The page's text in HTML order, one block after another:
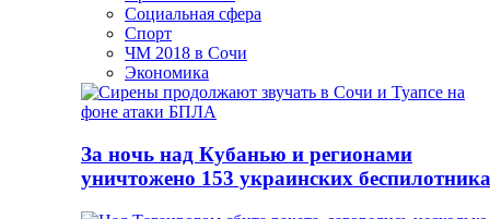
Социальная сфера
Спорт
ЧМ 2018 в Сочи
Экономика
За ночь над Кубанью и регионами
уничтожено 153 украинских беспилотника